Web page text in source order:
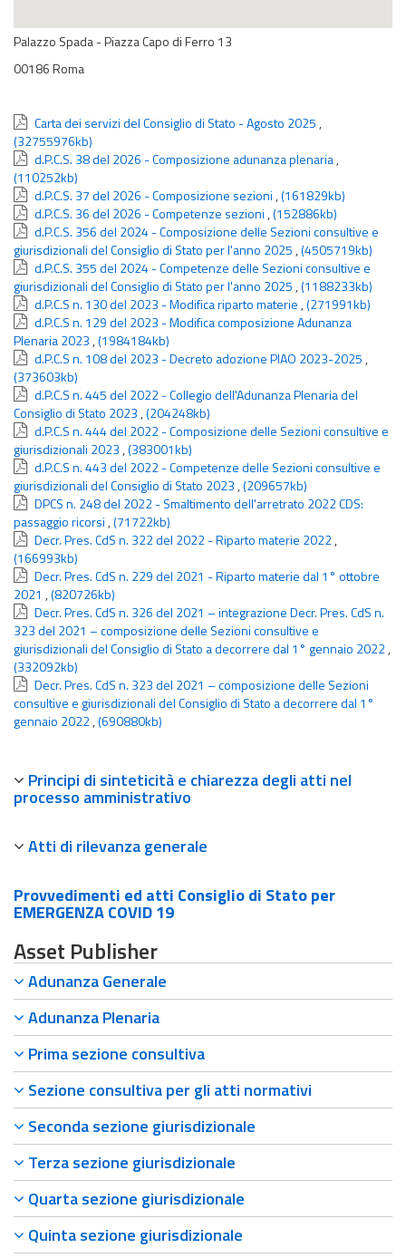
Palazzo Spada - Piazza Capo di Ferro 13
00186 Roma
Carta dei servizi del Consiglio di Stato - Agosto 2025 ,
(32755976kb)
d.P.C.S. 38 del 2026 - Composizione adunanza plenaria,
(110252kb)
d.P.C.S. 37 del 2026 - Composizione sezioni ,(161829kb)
d.P.C.S. 36 del 2026 - Competenze sezioni ,(152886kb)
d.P.C.S. 356 del 2024 - Composizione delle Sezioni consultive e
giurisdizionali del Consiglio di Stato per l'anno 2025 ,(4505719kb)
d.P.C.S. 355 del 2024 - Competenze delle Sezioni consultive e
giurisdizionali del Consiglio di Stato per l'anno 2025 ,(1188233kb)
d.P.C.S n. 130 del 2023 - Modifica riparto materie ,(271991kb)
d.P.C.S n. 129 del 2023 - Modifica composizione Adunanza
Plenaria 2023 ,(1984184kb)
d.P.C.S n. 108 del 2023 - Decreto adozione PIAO 2023-2025 ,
(373603kb)
d.P.C.S n. 445 del 2022 - Collegio dell'Adunanza Plenaria del
Consiglio di Stato 2023 ,(204248kb)
d.P.C.S n. 444 del 2022 - Composizione delle Sezioni consultive e
giurisdizionali 2023 ,(383001kb)
d.P.C.S n. 443 del 2022 - Competenze delle Sezioni consultive e
giurisdizionali del Consiglio di Stato 2023 ,(209657kb)
DPCS n. 248 del 2022 - Smaltimento dell'arretrato 2022 CDS:
passaggio ricorsi ,(71722kb)
Decr. Pres. CdS n. 322 del 2022 - Riparto materie 2022,
(166993kb)
Decr. Pres. CdS n. 229 del 2021 - Riparto materie dal 1° ottobre
2021 ,(820726kb)
Decr. Pres. CdS n. 326 del 2021 – integrazione Decr. Pres. CdS n.
323 del 2021 – composizione delle Sezioni consultive e
giurisdizionali del Consiglio di Stato a decorrere dal 1° gennaio 2022,
(332092kb)
Decr. Pres. CdS n. 323 del 2021 – composizione delle Sezioni
consultive e giurisdizionali del Consiglio di Stato a decorrere dal 1°
gennaio 2022,(690880kb)
Principi di sinteticità e chiarezza degli atti nel
processo amministrativo
Atti di rilevanza generale
Provvedimenti ed atti Consiglio di Stato per
EMERGENZA COVID 19
Asset Publisher
Adunanza Generale
Adunanza Plenaria
Prima sezione consultiva
Sezione consultiva per gli atti normativi
Seconda sezione giurisdizionale
Terza sezione giurisdizionale
Quarta sezione giurisdizionale
Quinta sezione giurisdizionale